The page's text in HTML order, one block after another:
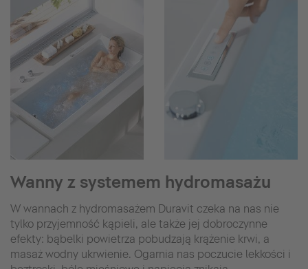
Wanny z systemem hydromasażu
W wannach z hydromasażem Duravit czeka na nas nie
tylko przyjemność kąpieli, ale także jej dobroczynne
efekty: bąbelki powietrza pobudzają krążenie krwi, a
masaż wodny ukrwienie. Ogarnia nas poczucie lekkości i